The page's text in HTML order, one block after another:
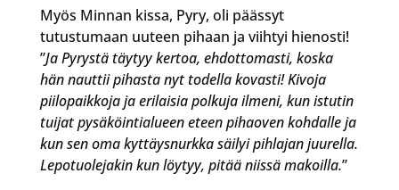
Myös Minnan kissa, Pyry, oli päässyt
tutustumaan uuteen pihaan ja viihtyi hienosti!
”Ja Pyrystä täytyy kertoa, ehdottomasti, koska
hän nauttii pihasta nyt todella kovasti! Kivoja
piilopaikkoja ja erilaisia polkuja ilmeni, kun istutin
tuijat pysäköintialueen eteen pihaoven kohdalle ja
kun sen oma kyttäysnurkka säilyi pihlajan juurella.
Lepotuolejakin kun löytyy, pitää niissä makoilla.”